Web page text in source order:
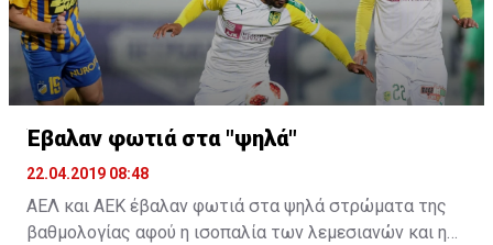
Έβαλαν φωτιά στα "ψηλά"
22.04.2019 08:48
ΑΕΛ και ΑΕΚ έβαλαν φωτιά στα ψηλά στρώματα της
βαθμολογίας αφού η ισοπαλία των λεμεσιανών και η